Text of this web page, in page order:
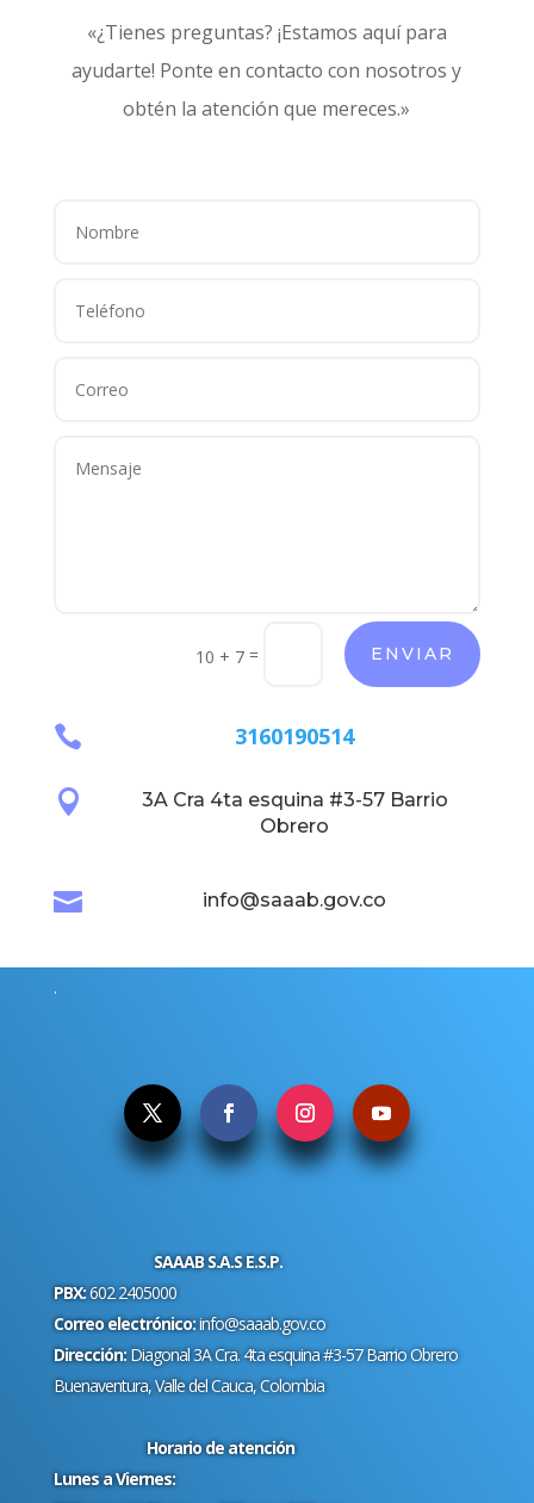
«¿Tienes preguntas? ¡Estamos aquí para
ayudarte! Ponte en contacto con nosotros y
obtén la atención que mereces.»
10 + 7 = ENVIAR
 3160190514

3A Cra 4ta esquina #3-57 Barrio
Obrero
 info@saaab.gov.co
.
SAAAB S.A.S E.S.P.
PBX:602 2405000
Correo electrónico:info@saaab.gov.co
Dirección:Diagonal 3A Cra. 4ta esquina #3-57 Barrio Obrero
Buenaventura, Valle del Cauca, Colombia
Horario de atención
Lunes a Viernes: